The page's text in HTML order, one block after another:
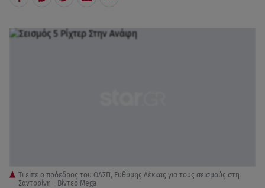
Τι είπε ο πρόεδρος του ΟΑΣΠ, Ευθύμης Λέκκας για τους σεισμούς στη
Σαντορίνη - Βίντεο Mega